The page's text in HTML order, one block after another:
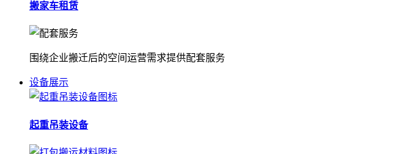
搬家车租赁
围绕企业搬迁后的空间运营需求提供配套服务
设备展示
起重吊装设备